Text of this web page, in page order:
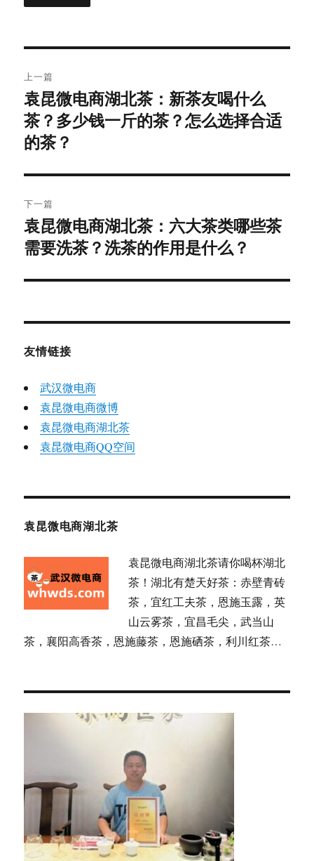
章
导
航
上一篇
上
篇
文
袁昆微电商湖北茶：新茶友喝什么
茶？多少钱一斤的茶？怎么选择合适
的茶？
下一篇
下
篇
章：
袁昆微电商湖北茶：六大茶类哪些茶
需要洗茶？洗茶的作用是什么？
友情链接
武汉微电商
袁昆微电商微博
袁昆微电商湖北茶
袁昆微电商QQ空间
袁昆微电商湖北茶
袁昆微电商湖北茶请你喝杯湖北
茶！湖北有楚天好茶：赤壁青砖
茶，宜红工夫茶，恩施玉露，英
山云雾茶，宜昌毛尖，武当山
茶，襄阳高香茶，恩施藤茶，恩施硒茶，利川红茶…